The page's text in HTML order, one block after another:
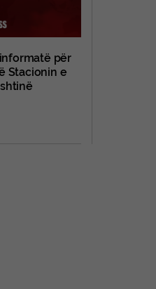
për
Stacionin e